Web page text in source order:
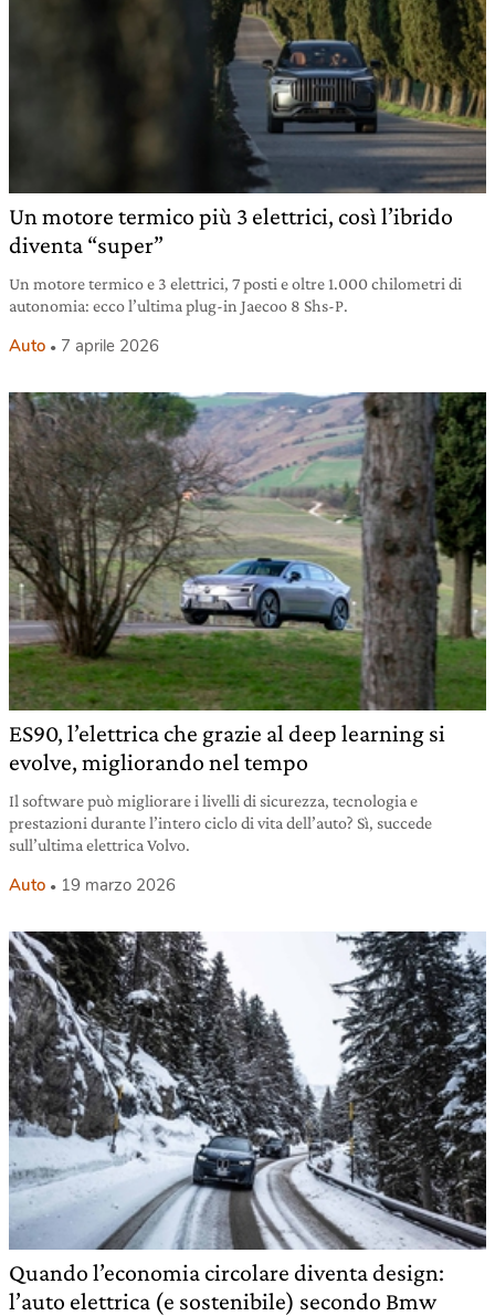
Un motore termico più 3 elettrici, così l’ibrido
diventa “super”
Un motore termico e 3 elettrici, 7 posti e oltre 1.000 chilometri di
autonomia: ecco l’ultima plug-in Jaecoo 8 Shs-P.
Auto 7 aprile 2026
ES90, l’elettrica che grazie al deep learning si
evolve, migliorando nel tempo
Il software può migliorare i livelli di sicurezza, tecnologia e
prestazioni durante l’intero ciclo di vita dell’auto? Sì, succede
sull’ultima elettrica Volvo.
Auto 19 marzo 2026
Quando l’economia circolare diventa design:
l’auto elettrica (e sostenibile) secondo Bmw